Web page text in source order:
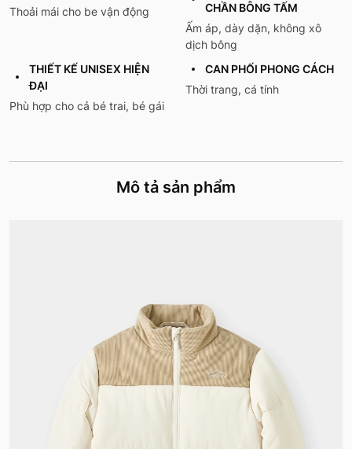
Thoải mái cho be vận động
CHẦN BÔNG TẤM
Ấm áp, dày dặn, không xô
dịch bông
THIẾT KẾ UNISEX HIỆN
ĐẠI
Phù hợp cho cả bé trai, bé gái
CAN PHỐI PHONG CÁCH
Thời trang, cá tính
Mô tả sản phẩm